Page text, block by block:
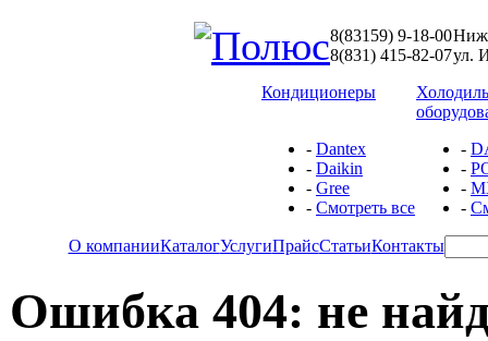
8(83159) 9-18-00
8(831) 415-82-07ул.
Кондиционеры
- Dantex
- Daikin
- Gree
- Смотреть все
-
-
-
-
О компанииКаталогУслугиПрайсСтатьиКонтакты
Ошибка 404: не